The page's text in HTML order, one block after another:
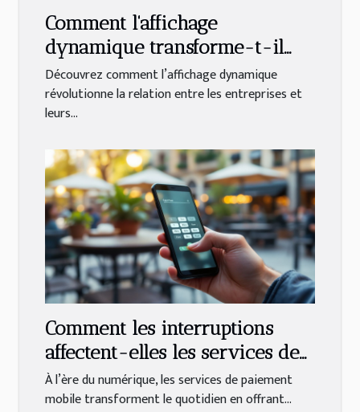
Comment l'affichage
dynamique transforme-t-il
l'interaction client ?
Découvrez comment l’affichage dynamique
révolutionne la relation entre les entreprises et
leurs...
Comment les interruptions
affectent-elles les services de
paiement mobile ?
À l’ère du numérique, les services de paiement
mobile transforment le quotidien en offrant...